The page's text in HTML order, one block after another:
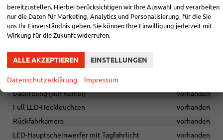
Tyre Fit
vorhanden
ESC + ABS + MSR + ASR + EDS + HBA + XDS
vorhanden
AUSSEN
Stoßstangenleiste in Chrom vorne
Dachreling (nur Kombi)
vorhanden
Full LED-Heckleuchten
vorhanden
Rückfahrkamera
vorhanden
LED-Hauptscheinwerfer mit Tagfahrlicht
vorhanden
bereitzustellen. Hierbei berücksichtigen wir Ihre Auswahl und verarbeiten
nur die Daten für Marketing, Analytics und Personalisierung, für die Sie
uns Ihr Einverständnis geben. Sie können Ihre Einwilligung jederzeit mit
Wirkung für die Zukunft widerrufen.
ALLE AKZEPTIEREN EINSTELLUNGEN
Datenschutzerklärung Impressum